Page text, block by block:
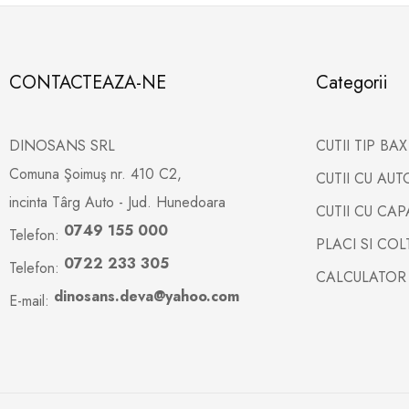
CONTACTEAZA-NE
DINOSANS SRL
Comuna Şoimuş nr. 410 C2,
incinta Târg Auto - Jud. Hunedoara
Telefon: 0749 155 000
Telefon: 0722 233 305
E-mail: dinosans.deva@yahoo.com
Categorii
CUTII TIP
CUTII CU
CUTII CU
PLACI SI